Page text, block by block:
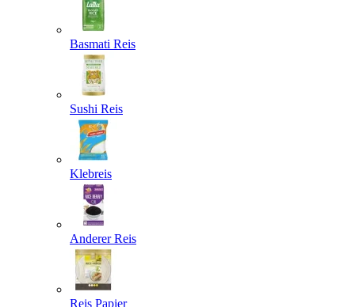
Basmati Reis
Sushi Reis
Klebreis
Anderer Reis
Reis Papier